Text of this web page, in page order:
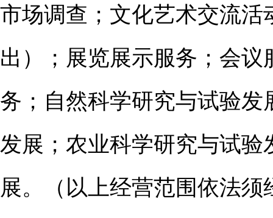
市场调查；文化艺术交流活
出）；展览展示服务；会
务；自然科学研究与试验
发展；农业科学研究与试
展。（以上经营范围依法